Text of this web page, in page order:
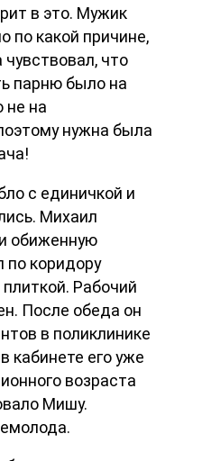
в это. Мужик
по какой причине,
что
парню было на
не на
нужна была
с единичкой и
Михаил
обиженную
по коридору
Рабочий
После обеда он
в поликлинике
кабинете его уже
возраста
Мишу.